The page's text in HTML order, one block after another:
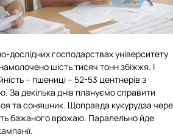
дослідних господарствах університету
шість тисяч тонн збіжжя. І
– пшениці – 52-53 центнерів з
За декілька днів плануємо справити
та соняшник. Щоправда кукурудза
бажаного врожаю. Паралельно йде